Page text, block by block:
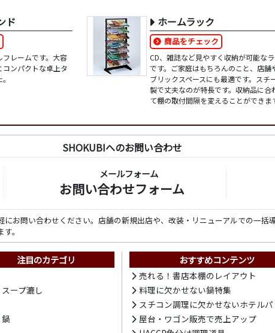
ド
レームです。大容
ンパクトな卓上タ
ホームラック
商品をチェック
CD、雑誌など見やすく収納が可能な
です。ご家庭はもちろんのこと、店舗
ブリックスペースにも最適です。スチ
製で丈夫なのが特長です。収納品に合
て棚の取付間隔を変えることができま
SHOKUBIへのお問い合わせ
メールフォーム
お問い合わせフォーム
お問い合わせください。店舗の新規出店や、改装・リニューアルでの一括
。
注目のカテゴリ
ープ漉し
おすすめコンテンツ
売れる！書店本棚のレイアウト
料理に欠かせない鍋特集
スチコン調理に欠かせないホテル
屋台・ワゴン販売で売上アップ